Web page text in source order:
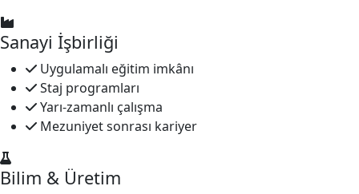
Sanayi İşbirliği
Uygulamalı eğitim imkânı
Staj programları
Yarı-zamanlı çalışma
Mezuniyet sonrası kariyer
Bilim & Üretim